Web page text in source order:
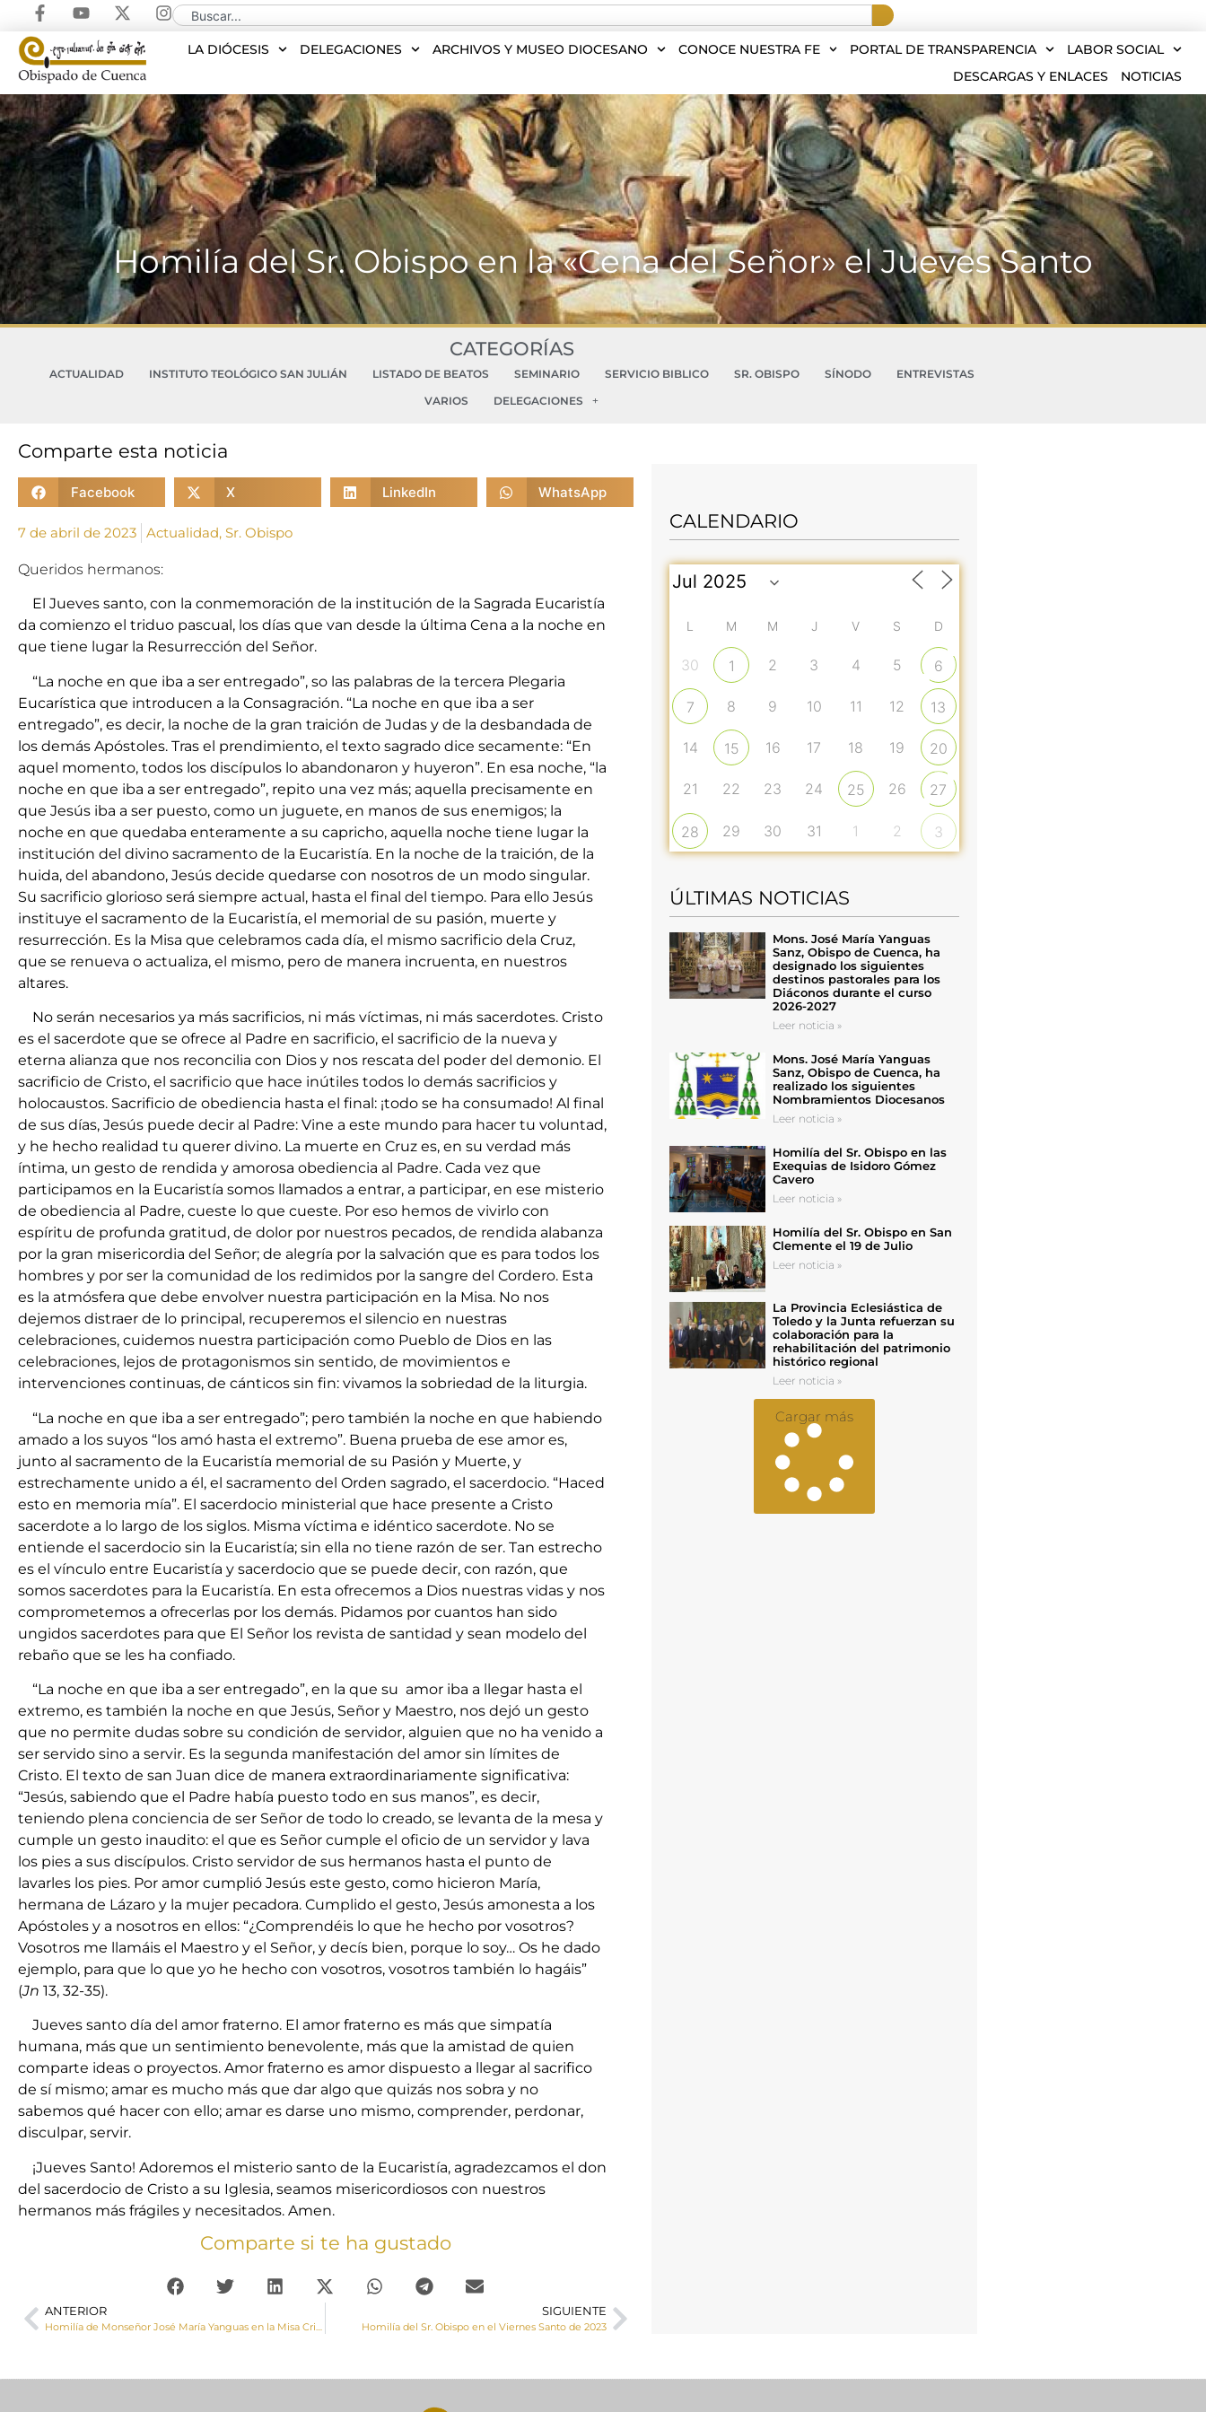
LA DIÓCESIS DELEGACIONES ARCHIVOS Y MUSEO DIOCESANO CONOCE NUESTRA FE PORTAL DE TRANSPARENCIA
LABOR SOCIAL
DESCARGAS Y ENLACES
NOTICIAS
Homilía del Sr. Obispo en la «Cena del Señor» el Jueves Santo
CATEGORÍAS
ACTUALIDAD INSTITUTO TEOLÓGICO SAN JULIÁN LISTADO DE BEATOS SEMINARIO SERVICIO BIBLICO SR. OBISPO SÍNODO
ENTREVISTAS
VARIOS
DELEGACIONES
Comparte esta noticia
Facebook X LinkedIn WhatsApp
7 de abril de 2023 Actualidad, Sr. Obispo
Queridos hermanos:
El Jueves santo, con la conmemoración de la institución de la Sagrada Eucaristía
da comienzo el triduo pascual, los días que van desde la última Cena a la noche en
que tiene lugar la Resurrección del Señor.
“La noche en que iba a ser entregado”, so las palabras de la tercera Plegaria
Eucarística que introducen a la Consagración. “La noche en que iba a ser
entregado”, es decir, la noche de la gran traición de Judas y de la desbandada de
los demás Apóstoles. Tras el prendimiento, el texto sagrado dice secamente: “En
aquel momento, todos los discípulos lo abandonaron y huyeron”. En esa noche, “la
noche en que iba a ser entregado”, repito una vez más; aquella precisamente en
que Jesús iba a ser puesto, como un juguete, en manos de sus enemigos; la
noche en que quedaba enteramente a su capricho, aquella noche tiene lugar la
institución del divino sacramento de la Eucaristía. En la noche de la traición, de la
huida, del abandono, Jesús decide quedarse con nosotros de un modo singular.
Su sacrificio glorioso será siempre actual, hasta el final del tiempo. Para ello Jesús
instituye el sacramento de la Eucaristía, el memorial de su pasión, muerte y
resurrección. Es la Misa que celebramos cada día, el mismo sacrificio dela Cruz,
que se renueva o actualiza, el mismo, pero de manera incruenta, en nuestros
altares.
No serán necesarios ya más sacrificios, ni más víctimas, ni más sacerdotes. Cristo
es el sacerdote que se ofrece al Padre en sacrificio, el sacrificio de la nueva y
eterna alianza que nos reconcilia con Dios y nos rescata del poder del demonio. El
sacrificio de Cristo, el sacrificio que hace inútiles todos lo demás sacrificios y
holocaustos. Sacrificio de obediencia hasta el final: ¡todo se ha consumado! Al final
de sus días, Jesús puede decir al Padre: Vine a este mundo para hacer tu voluntad,
y he hecho realidad tu querer divino. La muerte en Cruz es, en su verdad más
íntima, un gesto de rendida y amorosa obediencia al Padre. Cada vez que
participamos en la Eucaristía somos llamados a entrar, a participar, en ese misterio
de obediencia al Padre, cueste lo que cueste. Por eso hemos de vivirlo con
espíritu de profunda gratitud, de dolor por nuestros pecados, de rendida alabanza
por la gran misericordia del Señor; de alegría por la salvación que es para todos los
hombres y por ser la comunidad de los redimidos por la sangre del Cordero. Esta
es la atmósfera que debe envolver nuestra participación en la Misa. No nos
dejemos distraer de lo principal, recuperemos el silencio en nuestras
celebraciones, cuidemos nuestra participación como Pueblo de Dios en las
celebraciones, lejos de protagonismos sin sentido, de movimientos e
intervenciones continuas, de cánticos sin fin: vivamos la sobriedad de la liturgia.
“La noche en que iba a ser entregado”; pero también la noche en que habiendo
amado a los suyos “los amó hasta el extremo”. Buena prueba de ese amor es,
junto al sacramento de la Eucaristía memorial de su Pasión y Muerte, y
estrechamente unido a él, el sacramento del Orden sagrado, el sacerdocio. “Haced
esto en memoria mía”. El sacerdocio ministerial que hace presente a Cristo
sacerdote a lo largo de los siglos. Misma víctima e idéntico sacerdote. No se
entiende el sacerdocio sin la Eucaristía; sin ella no tiene razón de ser. Tan estrecho
es el vínculo entre Eucaristía y sacerdocio que se puede decir, con razón, que
somos sacerdotes para la Eucaristía. En esta ofrecemos a Dios nuestras vidas y nos
comprometemos a ofrecerlas por los demás. Pidamos por cuantos han sido
ungidos sacerdotes para que El Señor los revista de santidad y sean modelo del
rebaño que se les ha confiado.
“La noche en que iba a ser entregado”, en la que su amor iba a llegar hasta el
extremo, es también la noche en que Jesús, Señor y Maestro, nos dejó un gesto
que no permite dudas sobre su condición de servidor, alguien que no ha venido a
ser servido sino a servir. Es la segunda manifestación del amor sin límites de
Cristo. El texto de san Juan dice de manera extraordinariamente significativa:
“Jesús, sabiendo que el Padre había puesto todo en sus manos”, es decir,
teniendo plena conciencia de ser Señor de todo lo creado, se levanta de la mesa y
cumple un gesto inaudito: el que es Señor cumple el oficio de un servidor y lava
los pies a sus discípulos. Cristo servidor de sus hermanos hasta el punto de
lavarles los pies. Por amor cumplió Jesús este gesto, como hicieron María,
hermana de Lázaro y la mujer pecadora. Cumplido el gesto, Jesús amonesta a los
Apóstoles y a nosotros en ellos: “¿Comprendéis lo que he hecho por vosotros?
Vosotros me llamáis el Maestro y el Señor, y decís bien, porque lo soy… Os he dado
ejemplo, para que lo que yo he hecho con vosotros, vosotros también lo hagáis”
(Jn 13, 32-35).
Jueves santo día del amor fraterno. El amor fraterno es más que simpatía
humana, más que un sentimiento benevolente, más que la amistad de quien
comparte ideas o proyectos. Amor fraterno es amor dispuesto a llegar al sacrifico
de sí mismo; amar es mucho más que dar algo que quizás nos sobra y no
sabemos qué hacer con ello; amar es darse uno mismo, comprender, perdonar,
disculpar, servir.
¡Jueves Santo! Adoremos el misterio santo de la Eucaristía, agradezcamos el don
del sacerdocio de Cristo a su Iglesia, seamos misericordiosos con nuestros
hermanos más frágiles y necesitados. Amen.
Comparte si te ha gustado
ANTERIOR
Homilía de Monseñor José María Yanguas en la Misa Crismal de 2023
SIGUIENTE
Homilía del Sr. Obispo en el Viernes Santo de 2023
CALENDARIO
L M M J V S D
30 1 2 3 4 5 6
7 8 9 10 11 12 13
14 15 16 17 18 19 20
21 22 23 24 25 26 27
28 29 30 31 1 2 3
ÚLTIMAS NOTICIAS
Mons. José María Yanguas
Sanz, Obispo de Cuenca, ha
designado los siguientes
destinos pastorales para los
Diáconos durante el curso
2026-2027
Leer noticia »
Mons. José María Yanguas
Sanz, Obispo de Cuenca, ha
realizado los siguientes
Nombramientos Diocesanos
Leer noticia »
Homilía del Sr. Obispo en las
Exequias de Isidoro Gómez
Cavero
Leer noticia »
Homilía del Sr. Obispo en San
Clemente el 19 de Julio
Leer noticia »
La Provincia Eclesiástica de
Toledo y la Junta refuerzan su
colaboración para la
rehabilitación del patrimonio
histórico regional
Leer noticia »
Cargar más